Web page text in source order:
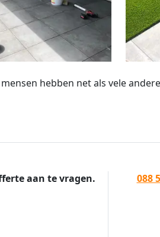
hebben net als vele
aan te vragen.
088